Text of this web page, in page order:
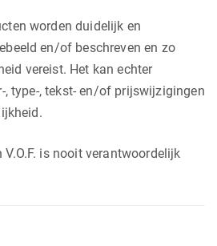
worden duidelijk en
en/of beschreven en zo
vereist. Het kan echter
, type-, tekst- en/of prijswijzigingen
V.O.F. is nooit verantwoordelijk